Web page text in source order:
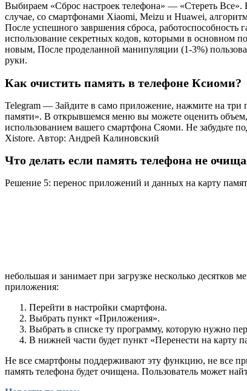
Выбираем «Сброс настроек телефона» — «Стереть Все».
случае, со смартфонами Xiaomi, Meizu и Huawei,
После успешного завршения сброса, работоспособность
использование секретных кодов, которыми в основном
новым, После проделанной манипуляции (1-3%)
руки.
Как очистить память в телефоне Ксиоми?
Telegram — Зайдите в само приложение, нажмите на
памяти». В открывшемся меню вы можете оценить
использованием вашего смартфона Сяоми. Не забудьте
Xistore. Автор: Андрей Калиновский
Что делать если память телефона не
Решение 5: перенос приложений и данных на карту
небольшая и занимает при загрузке несколько десятков
приложения:
Перейти в настройки смартфона.
Выбрать пункт «Приложения».
Выбрать в списке ту программу, которую нужно
В нижней части будет пункт «Перенести на карту
Не все смартфоны поддерживают эту функцию, не все
память телефона будет очищена. Пользователь может